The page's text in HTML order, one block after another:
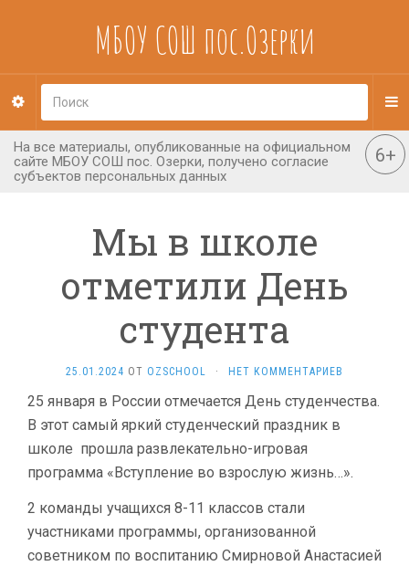
МБОУ СОШ пос.Озерки
Мы в школе
отметили День
студента
25.01.2024 ОТ OZSCHOOL · НЕТ КОММЕНТАРИЕВ
25 января в России отмечается День студенчества.
В этот самый яркий студенческий праздник в
школе прошла развлекательно-игровая
программа «Вступление во взрослую жизнь…».
2 команды учащихся 8-11 классов стали
участниками программы, организованной
советником по воспитанию Смирновой Анастасией